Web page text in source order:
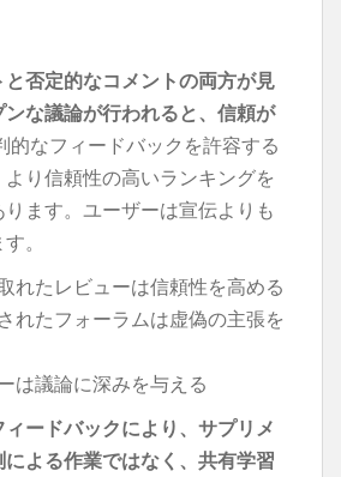
否定的なコメントの両方が見
な議論が行われると、信頼が
的なフィードバックを許容する
り信頼性の高いランキングを
ます。ユーザーは宣伝よりも
。
れたレビューは信頼性を高める
れたフォーラムは虚偽の主張を
は議論に深みを与える
ードバックにより、サプリメ
よる作業ではなく、共有学習